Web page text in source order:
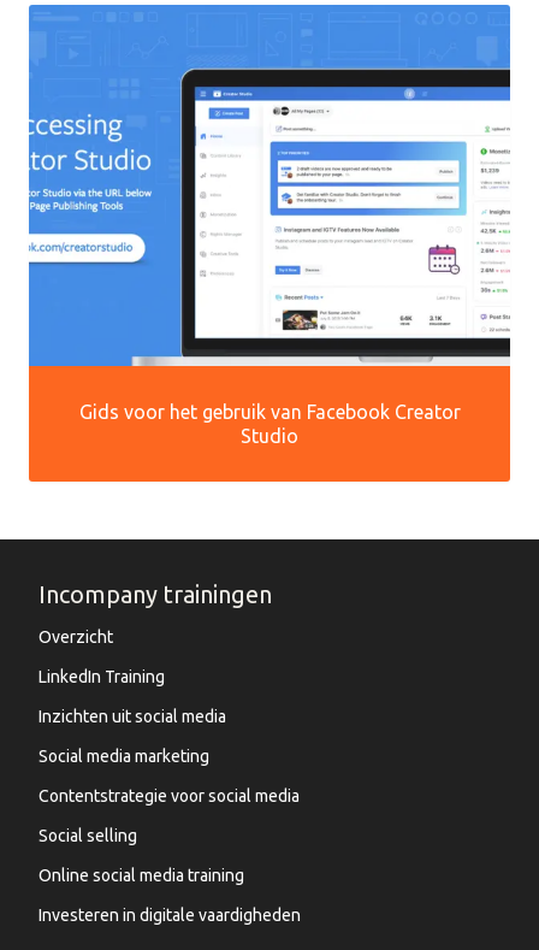
Gids voor het gebruik van Facebook Creator
Studio
Incompany trainingen
Overzicht
LinkedIn Training
Inzichten uit social media
Social media marketing
Contentstrategie voor social media
Social selling
Online social media training
Investeren in digitale vaardigheden